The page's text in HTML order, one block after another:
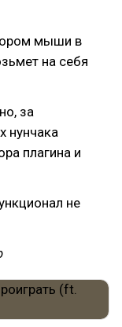
мыши в
на себя
за
нунчака
плагина и
не